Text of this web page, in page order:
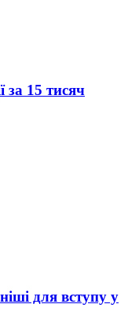
за 15 тисяч
для вступу у